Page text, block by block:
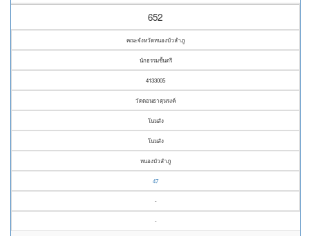
652
คณะจังหวัดหนองบัวลำภู
นักธรรมชั้นตรี
4133005
วัดดอนธาตุนรงค์
โนนสัง
โนนสัง
หนองบัวลำภู
47
-
-